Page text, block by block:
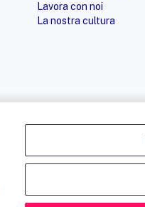
Lavora con noi
La nostra cultura